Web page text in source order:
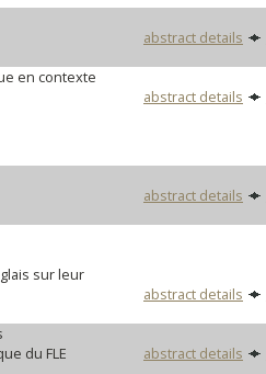
abstract details
en contexte
abstract details
abstract details
sur leur
abstract details
du FLE
abstract details